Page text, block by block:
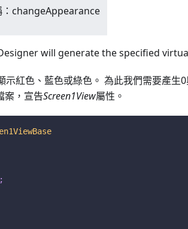
：changeAppearance
will generate the specified
紅色、藍色或綠色。 為此我們需要產生
案，宣告Screen1View屬性。
;